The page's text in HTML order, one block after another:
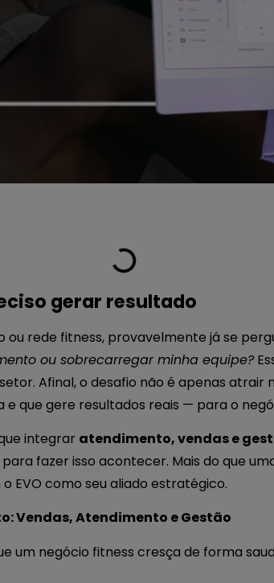
gerar resultado
ou rede fitness, provavelmente já se
ou sobrecarregar minha equipe?
Afinal, o desafio não é apenas atrair
que gere resultados reais — para o
integrar atendimento, vendas e
fazer isso acontecer. Mais do que
EVO como seu aliado estratégico.
Vendas, Atendimento e Gestão
um negócio fitness cresça de forma